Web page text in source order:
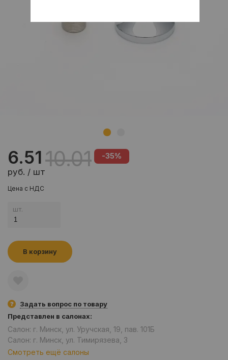
6.51
руб. / шт
10.01 -35%
Цена с НДС
шт.
В корзину
Задать вопрос по товару
Представлен в салонах:
Салон: г. Минск, ул. Уручская, 19, пав. 101Б
Салон: г. Минск, ул. Тимирязева, 3
Смотреть ещё салоны